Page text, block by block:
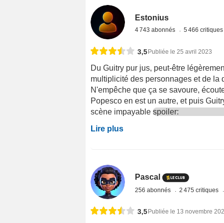
Estonius
4 743 abonnés 5 466 critiques
3,5 Publiée le 25 avril 2023
Du Guitry pur jus, peut-être
multiplicité des personnages et de la
N'empêche que ça se savoure,
Popesco en est un autre, et puis
scène impayable spoiler:
Lire plus
Pascal
256 abonnés 2 475 critiques
3,5 Publiée le 13 novembre